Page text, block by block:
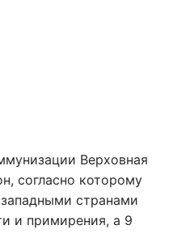
Верховная
согласно которому
странами
и примирения, а 9